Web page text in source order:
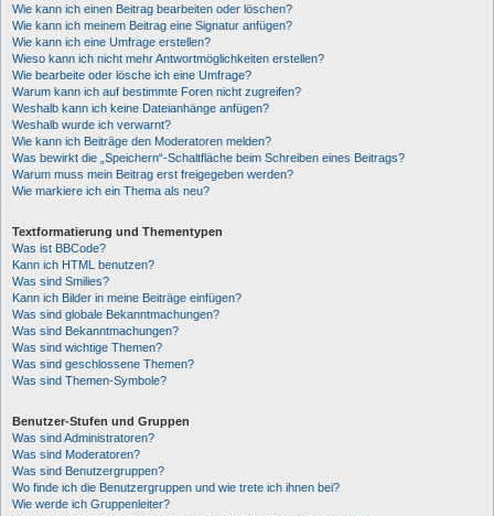
Wie kann ich einen Beitrag bearbeiten oder löschen?
Wie kann ich meinem Beitrag eine Signatur anfügen?
Wie kann ich eine Umfrage erstellen?
Wieso kann ich nicht mehr Antwortmöglichkeiten erstellen?
Wie bearbeite oder lösche ich eine Umfrage?
Warum kann ich auf bestimmte Foren nicht zugreifen?
Weshalb kann ich keine Dateianhänge anfügen?
Weshalb wurde ich verwarnt?
Wie kann ich Beiträge den Moderatoren melden?
Was bewirkt die „Speichern“-Schaltfläche beim Schreiben eines Beitrags?
Warum muss mein Beitrag erst freigegeben werden?
Wie markiere ich ein Thema als neu?
Textformatierung und Thementypen
Was ist BBCode?
Kann ich HTML benutzen?
Was sind Smilies?
Kann ich Bilder in meine Beiträge einfügen?
Was sind globale Bekanntmachungen?
Was sind Bekanntmachungen?
Was sind wichtige Themen?
Was sind geschlossene Themen?
Was sind Themen-Symbole?
Benutzer-Stufen und Gruppen
Was sind Administratoren?
Was sind Moderatoren?
Was sind Benutzergruppen?
Wo finde ich die Benutzergruppen und wie trete ich ihnen bei?
Wie werde ich Gruppenleiter?